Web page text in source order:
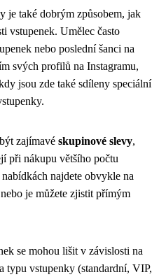
je také dobrým způsobem, jak
vstupenek. Umělec často
nebo poslední šanci na
svých profilů na Instagramu,
jsou zde také sdíleny speciální
zajímavé skupinové slevy,
při nákupu většího počtu
najdete obvykle na
je můžete zjistit přímým
se mohou lišit v závislosti na
typu vstupenky (standardní, VIP,